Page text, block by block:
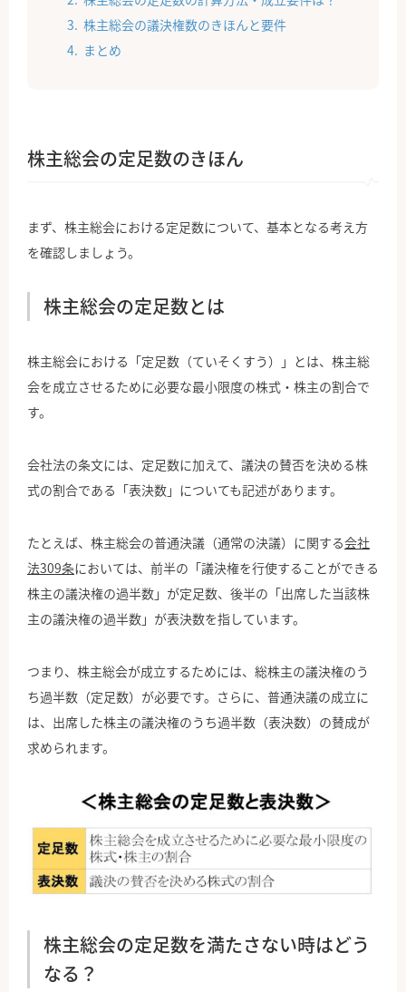
株主総会の議決権数のきほんと要件
まとめ
株主総会の定足数のきほん
まず、株主総会における定足数について、基本となる考え方
を確認しましょう。
株主総会の定足数とは
株主総会における「定足数（ていそくすう）」とは、株主総
会を成立させるために必要な最小限度の株式・株主の割合で
す。
会社法の条文には、定足数に加えて、議決の賛否を決める株
式の割合である「表決数」についても記述があります。
たとえば、株主総会の普通決議（通常の決議）に関する会社
法309条においては、前半の「議決権を行使することができる
株主の議決権の過半数」が定足数、後半の「出席した当該株
主の議決権の過半数」が表決数を指しています。
つまり、株主総会が成立するためには、総株主の議決権のう
ち過半数（定足数）が必要です。さらに、普通決議の成立に
は、出席した株主の議決権のうち過半数（表決数）の賛成が
求められます。
株主総会の定足数を満たさない時はどう
なる？